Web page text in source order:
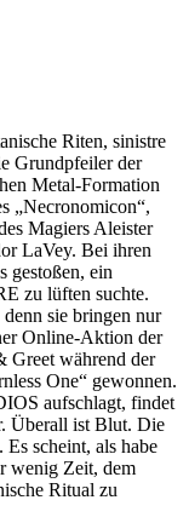
Riten, sinistre
Grundpfeiler der
Metal-Formation
„Necronomicon“,
Magiers Aleister
LaVey. Bei ihren
gestoßen, ein
zu lüften suchte.
sie bringen nur
Online-Aktion der
während der
One“ gewonnen.
aufschlagt, findet
Überall ist Blut. Die
scheint, als habe
wenig Zeit, dem
Ritual zu